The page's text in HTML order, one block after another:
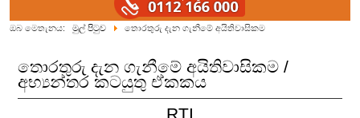
ඔබ මෙතැනය: මුල් පිටුව තොරතුරු දැන ගැනීමේ අයිතිවාසිකම
තොරතුරු දැන ගැනීමේ අයිතිවාසිකම /
අභ්‍යන්තර කටයුතු ඒකකය